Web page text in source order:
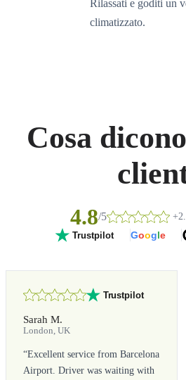
Rilassati e goditi un
climatizzato.
Cosa
4.8/5
Trustpilot Google
Trustpilot
Sarah M.
London, UK
“Excellent service from Barcelona
Airport. Driver was waiting with